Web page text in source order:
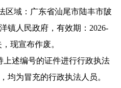
区域：广东省汕尾市陆丰市陂
镇人民政府，有效期：2026-
现宣布作废。
述编号的证件进行行政执法
均为冒充的行政执法人员。